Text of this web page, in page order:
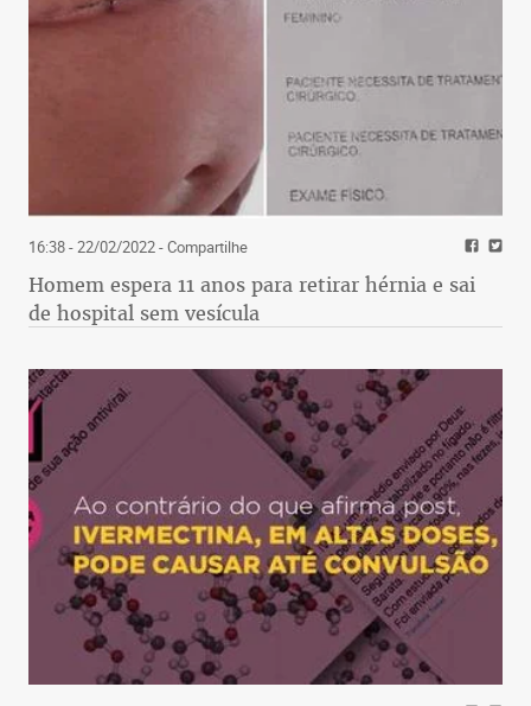
16:38 - 22/02/2022- Compartilhe
Homem espera 11 anos para retirar hérnia e sai
de hospital sem vesícula